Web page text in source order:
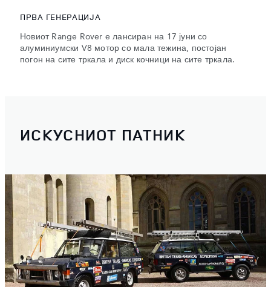
ПРВА ГЕНЕРАЦИЈА
Новиот Range Rover е лансиран на 17 јуни со
алуминиумски V8 мотор со мала тежина, постојан
погон на сите тркала и диск кочници на сите тркала.
ИСКУСНИОТ ПАТНИК